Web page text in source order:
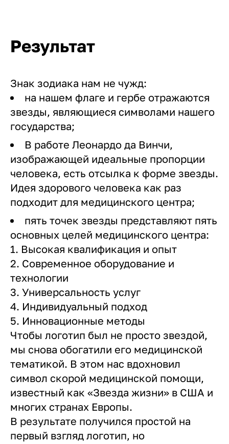
Результат
Знак зодиака нам не чужд:
на нашем флаге и гербе отражаются
звезды, являющиеся символами нашего
государства;
В работе Леонардо да Винчи,
изображающей идеальные пропорции
человека, есть отсылка к форме звезды.
Идея здорового человека как раз
подходит для медицинского центра;
пять точек звезды представляют пять
основных целей медицинского центра:
1. Высокая квалификация и опыт
2. Современное оборудование и
технологии
3. Универсальность услуг
4. Индивидуальный подход
5. Инновационные методы
Чтобы логотип был не просто звездой,
мы снова обогатили его медицинской
тематикой. В этом нас вдохновил
символ скорой медицинской помощи,
известный как «Звезда жизни» в США и
многих странах Европы.
В результате получился простой на
первый взгляд логотип, но